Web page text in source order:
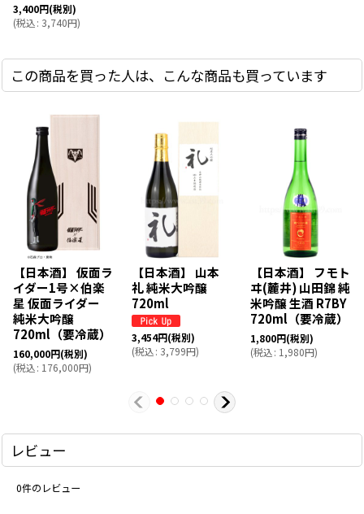
3,400円(税別)
(税込: 3,740円)
この商品を買った人は、こんな商品も買っています
【日本酒】 仮面ラ
イダー1号×伯楽
星 仮面ライダー
純米大吟醸
720ml（要冷蔵）
160,000円(税別)
(税込: 176,000円)
【日本酒】 山本
礼 純米大吟醸
720ml
3,454円(税別)
(税込: 3,799円)
【日本酒】 フモト
ヰ(麓井) 山田錦 純
米吟醸 生酒 R7BY
720ml（要冷蔵）
1,800円(税別)
(税込: 1,980円)
レビュー
0件のレビュー